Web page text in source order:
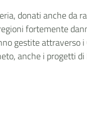
donati anche
fortemente
gestite
anche i progetti